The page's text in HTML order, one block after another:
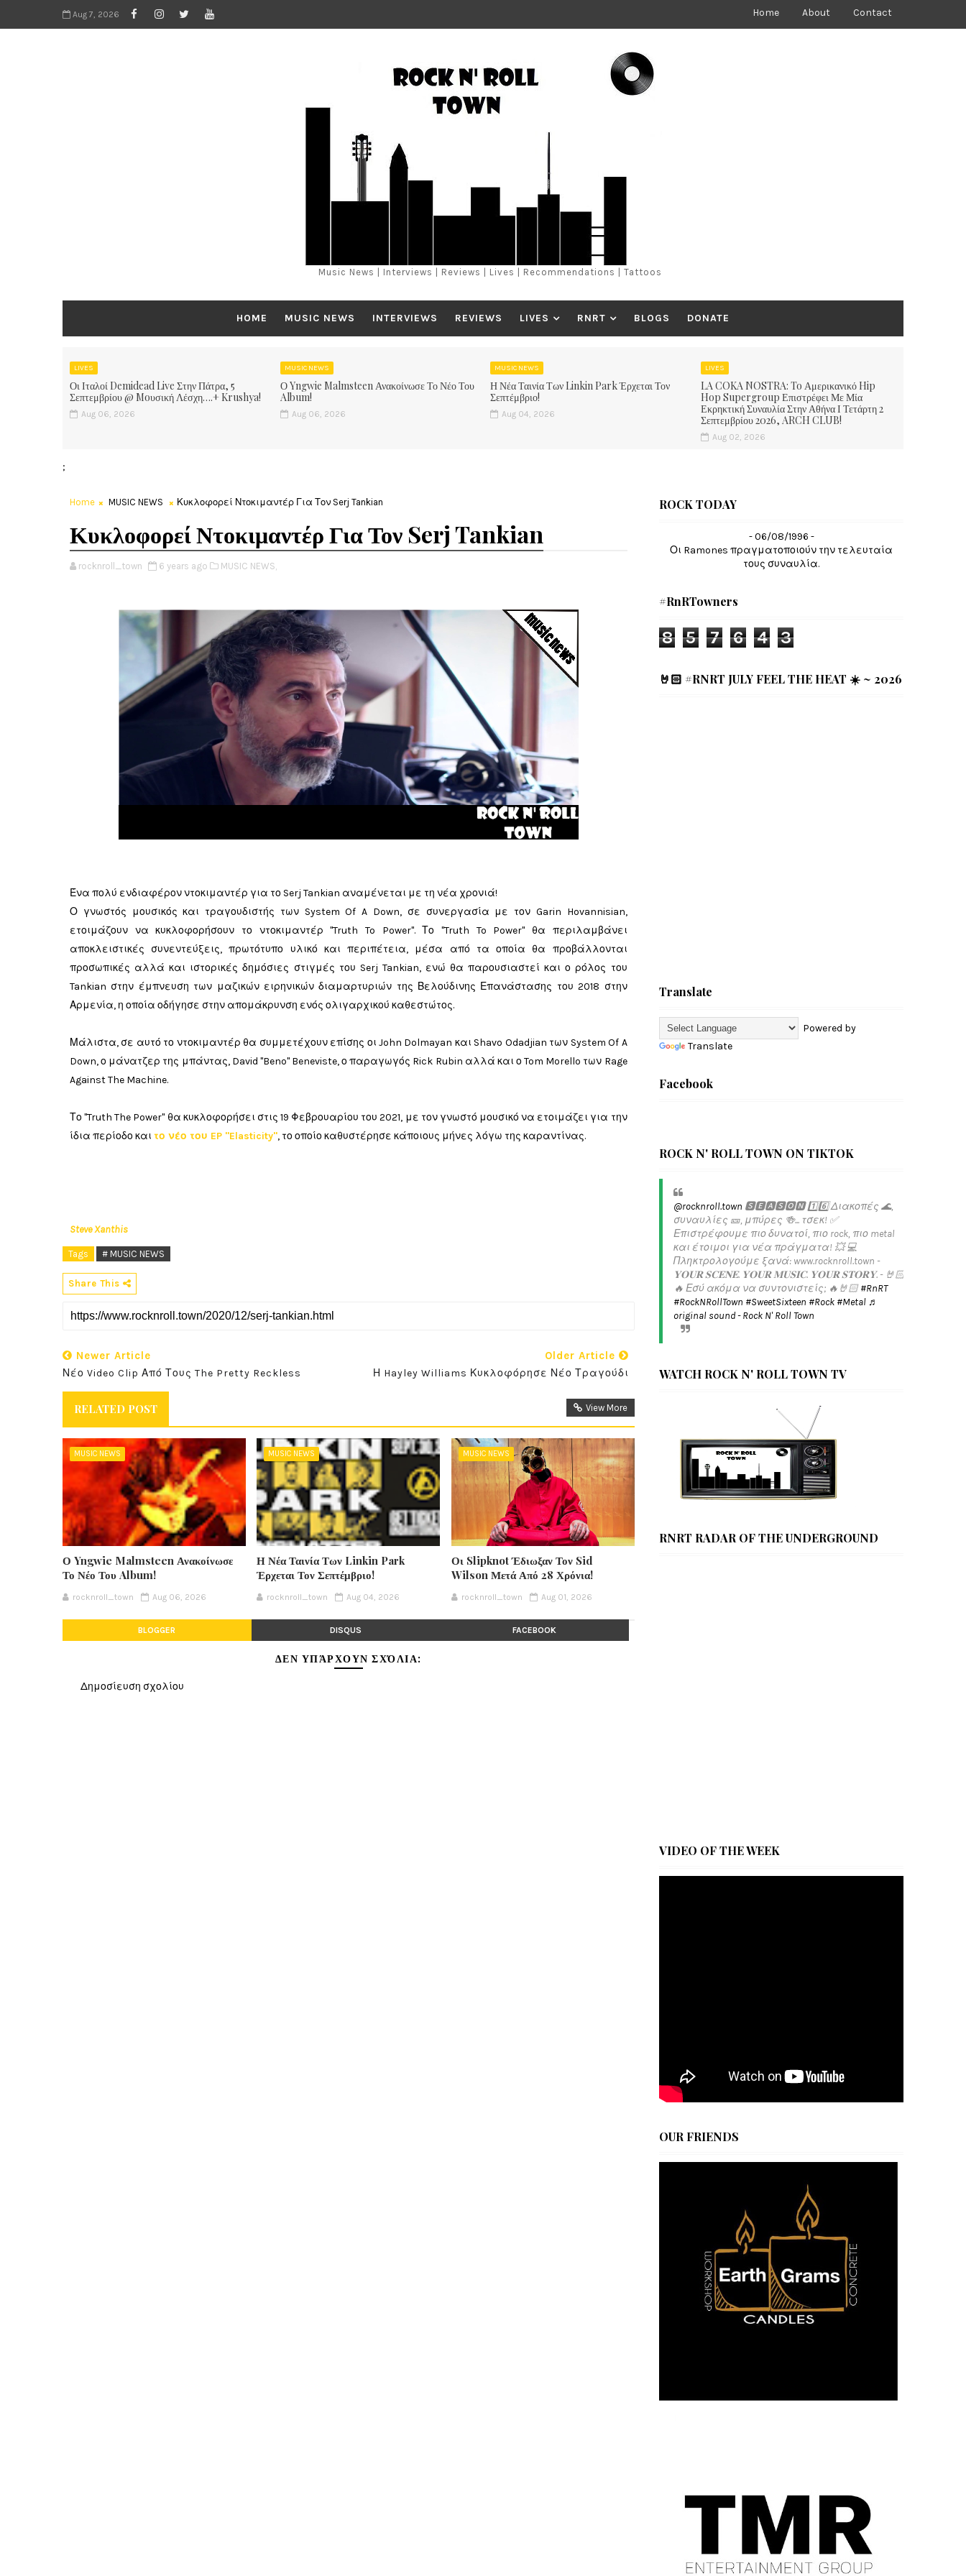
Aug 7, 2026 Home About Contact
Music News | Interviews | Reviews | Lives | Recommendations | Tattoos
HOME MUSIC NEWS INTERVIEWS REVIEWS LIVES RNRT BLOGS DONATE
LIVES
Οι Ιταλοί Demidead Live Στην Πάτρα, 5
Σεπτεμβρίου @ Moυσική Λέσχη….+ Krushya!
Aug 06, 2026
MUSIC NEWS
Ο Yngwie Malmsteen Ανακοίνωσε Το Νέο Του
Album!
Aug 06, 2026
MUSIC NEWS
Η Νέα Ταινία Των Linkin Park Έρχεται Τον
Σεπτέμβριο!
Aug 04, 2026
LIVES
LA COKA NOSTRA: To Αμερικανικό Hip
Hop Supergroup Επιστρέφει Με Μία
Εκρηκτική Συναυλία Στην Αθήνα Ι Τετάρτη 2
Σεπτεμβρίου 2026, ARCH CLUB!
Aug 02, 2026
;
Home MUSIC NEWS Κυκλοφορεί Ντοκιμαντέρ Για Τον Serj Tankian
Κυκλοφορεί Ντοκιμαντέρ Για Τον Serj Tankian
rocknroll_town 6 years ago MUSIC NEWS,
Ένα πολύ ενδιαφέρον ντοκιμαντέρ για το Serj Tankian αναμένεται με τη νέα χρονιά!
Ο γνωστός μουσικός και τραγουδιστής των System Of A Down, σε συνεργασία με τον Garin Hovannisian,
ετοιμάζουν να κυκλοφορήσουν το ντοκιμαντέρ "Truth To Power". Το "Truth To Power" θα περιλαμβάνει
αποκλειστικές συνεντεύξεις, πρωτότυπο υλικό και περιπέτεια, μέσα από τα οποία θα προβάλλονται
προσωπικές αλλά και ιστορικές δημόσιες στιγμές του Serj Tankian, ενώ θα παρουσιαστεί και ο ρόλος του
Tankian στην έμπνευση των μαζικών ειρηνικών διαμαρτυριών της Βελούδινης Επανάστασης του 2018 στην
Αρμενία, η οποία οδήγησε στην απομάκρυνση ενός ολιγαρχικού καθεστώτος.
Μάλιστα, σε αυτό το ντοκιμαντέρ θα συμμετέχουν επίσης οι John Dolmayan και Shavo Odadjian των System Of A
Down, ο μάνατζερ της μπάντας, David "Beno" Beneviste, ο παραγωγός Rick Rubin αλλά και ο Tom Morello των Rage
Against The Machine.
Το "Truth The Power" θα κυκλοφορήσει στις 19 Φεβρουαρίου του 2021, με τον γνωστό μουσικό να ετοιμάζει για την
ίδια περίοδο και το νέο του EP "Elasticity", το οποίο καθυστέρησε κάποιους μήνες λόγω της καραντίνας.
Steve Xanthis
Tags # MUSIC NEWS
Share This
Newer Article
Νέο Video Clip Από Τους The Pretty Reckless
Older Article
Η Hayley Williams Κυκλοφόρησε Νέο Τραγούδι
RELATED POST View More
MUSIC NEWS
Ο Yngwie Malmsteen Ανακοίνωσε
Το Νέο Του Album!
rocknroll_town Aug 06, 2026
MUSIC NEWS
Η Νέα Ταινία Των Linkin Park
Έρχεται Τον Σεπτέμβριο!
rocknroll_town Aug 04, 2026
MUSIC NEWS
Οι Slipknot Έδιωξαν Τον Sid
Wilson Μετά Από 28 Χρόνια!
rocknroll_town Aug 01, 2026
BLOGGER DISQUS FACEBOOK
ΔΕΝ ΥΠΆΡΧΟΥΝ ΣΧΌΛΙΑ:
Δημοσίευση σχολίου
ROCK TODAY
- 06/08/1996 -
Οι Ramones πραγματοποιούν την τελευταία
τους συναυλία.
#RnRTowners
8 5 7 6 4 3
🤘🏻 #RNRT JULY FEEL THE HEAT ☀️ ~ 2026
Translate
Powered by
Translate
Facebook
ROCK N' ROLL TOWN ON TIKTOK
@rocknroll.town 🆂🅴🅰🆂🅾🅽 1️⃣6️⃣ Διακοπές 🌊,
συναυλίες 🎫, μπύρες 🍻... τσεκ! ✅️
Επιστρέφουμε πιο δυνατοί, πιο rock, πιο metal
και έτοιμοι για νέα πράγματα! 💥 💻
Πληκτρολογούμε ξανά: www.rocknroll.town -
𝐘𝐎𝐔𝐑 𝐒𝐂𝐄𝐍𝐄. 𝐘𝐎𝐔𝐑 𝐌𝐔𝐒𝐈𝐂. 𝐘𝐎𝐔𝐑 𝐒𝐓𝐎𝐑𝐘. - 🤘🏻
🔥 Εσύ ακόμα να συντονιστείς; 🔥🤘🏻#RnRT
#RockNRollTown #SweetSixteen #Rock #Metal ♬
original sound - Rock N' Roll Town
WATCH ROCK N' ROLL TOWN TV
RNRT RADAR OF THE UNDERGROUND
VIDEO OF THE WEEK
OUR FRIENDS